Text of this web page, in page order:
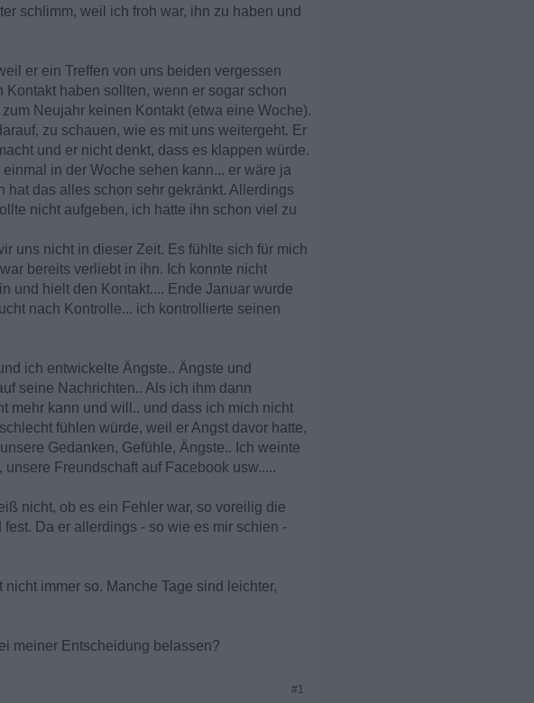
schlimm, weil ich froh war, ihn zu haben und
er ein Treffen von uns beiden vergessen
haben sollten, wenn er sogar schon
Neujahr keinen Kontakt (etwa eine Woche).
zu schauen, wie es mit uns weitergeht. Er
und er nicht denkt, dass es klappen würde.
in der Woche sehen kann... er wäre ja
hat das alles schon sehr gekränkt. Allerdings
nicht aufgeben, ich hatte ihn schon viel zu
uns nicht in dieser Zeit. Es fühlte sich für mich
bereits verliebt in ihn. Ich konnte nicht
und hielt den Kontakt.... Ende Januar wurde
nach Kontrolle... ich kontrollierte seinen
ich entwickelte Ängste.. Ängste und
seine Nachrichten.. Als ich ihm dann
mehr kann und will.. und dass ich mich nicht
fühlen würde, weil er Angst davor hatte,
Gedanken, Gefühle, Ängste.. Ich weinte
Freundschaft auf Facebook usw.....
nicht, ob es ein Fehler war, so voreilig die
Da er allerdings - so wie es mir schien -
immer so. Manche Tage sind leichter,
meiner Entscheidung belassen?
#1